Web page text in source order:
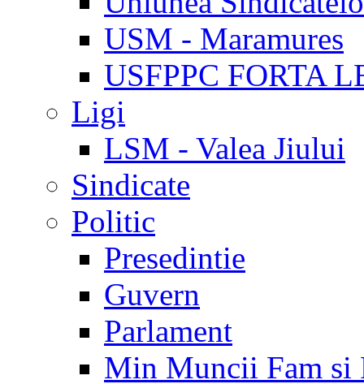
USM - Maramures
USFPPC FORTA
Ligi
LSM - Valea Jiului
Sindicate
Politic
Presedintie
Guvern
Parlament
Min Muncii Fam si